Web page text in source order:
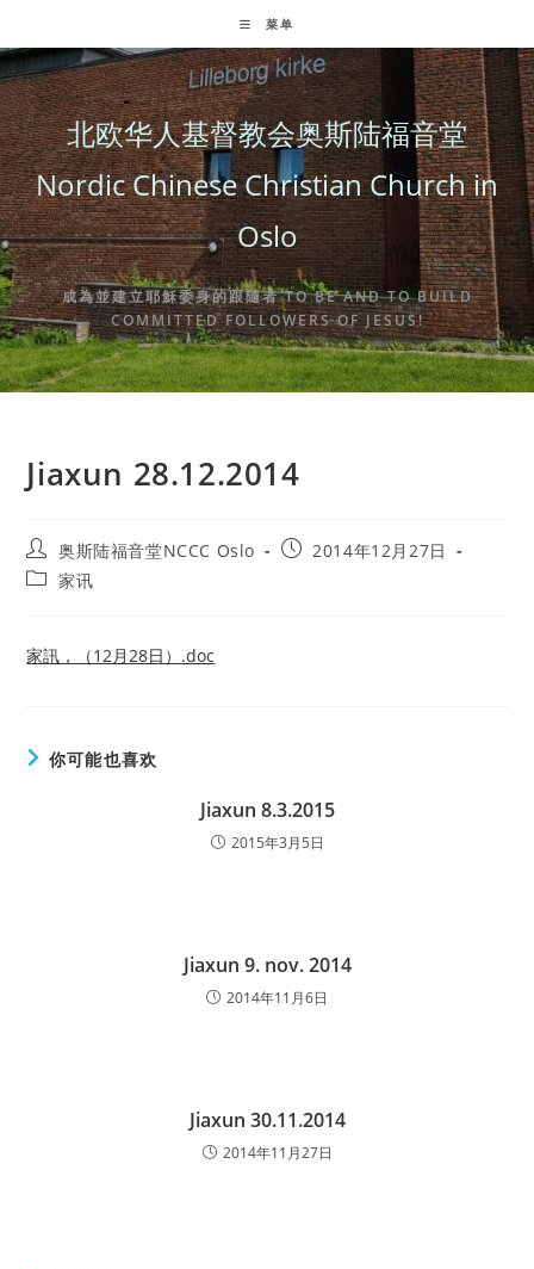
to
content
菜单
北欧华人基督教会奥斯陆福音堂
Nordic Chinese Christian Church in
Oslo
成為並建立耶穌委身的跟隨者 TO BE AND TO BUILD
COMMITTED FOLLOWERS OF JESUS!
Jiaxun 28.12.2014
Post
author:
奥斯陆福音堂NCCC Oslo
Post2014年12月27日
Post家讯
家訊，（12月28日）.doc
你可能也喜欢
Jiaxun 8.3.2015
2015年3月5日
Jiaxun 9. nov. 2014
2014年11月6日
Jiaxun 30.11.2014
2014年11月27日